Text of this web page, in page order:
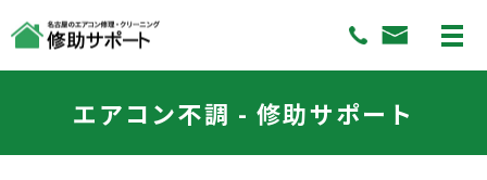
エアコン不調 - 修助サポート